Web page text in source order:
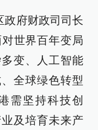
政府财政司司长
世界百年变局
变、人工智能
全球绿色转型
需坚持科技创
及培育未来产